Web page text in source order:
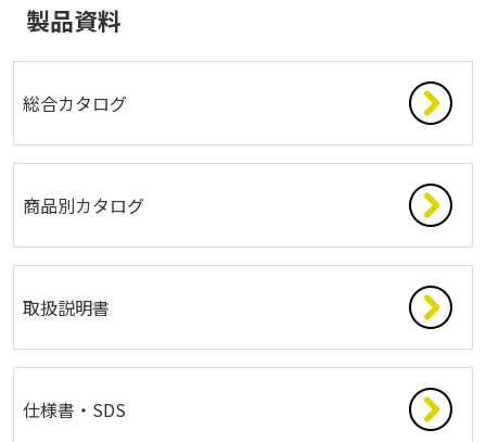
製品資料
総合カタログ
商品別カタログ
取扱説明書
仕様書・SDS